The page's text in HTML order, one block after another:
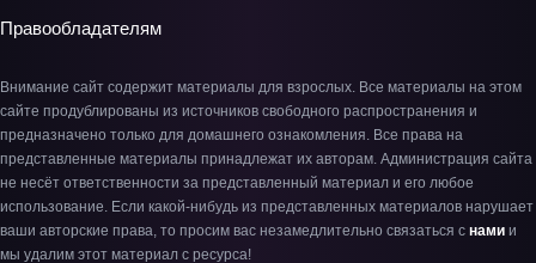
Правообладателям
Внимание сайт содержит материалы для взрослых. Все материалы на этом
сайте продублированы из источников свободного распространения и
предназначено только для домашнего ознакомления. Все права на
представленные материалы принадлежат их авторам. Администрация сайта
не несёт ответственности за представленный материал и его любое
использование. Если какой-нибудь из представленных материалов нарушает
ваши авторские права, то просим вас незамедлительно связаться с нами и
мы удалим этот материал с ресурса!